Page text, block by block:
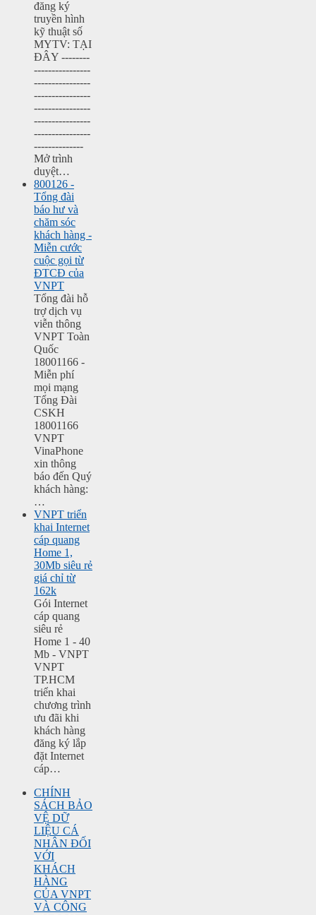
đăng ký
truyền hình
kỹ thuật số
MYTV: TẠI
ĐÂY --------
----------------
----------------
----------------
----------------
----------------
----------------
--------------
Mở trình
duyệt…
800126 -
Tổng đài
báo hư và
chăm sóc
khách hàng -
Miễn cước
cuộc gọi từ
ĐTCĐ của
VNPT
Tổng đài hỗ
trợ dịch vụ
viễn thông
VNPT Toàn
Quốc
18001166 -
Miễn phí
mọi mạng
Tổng Đài
CSKH
18001166
VNPT
VinaPhone
xin thông
báo đến Quý
khách hàng:
…
VNPT triển
khai Internet
cáp quang
Home 1,
30Mb siêu rẻ
giá chỉ từ
162k
Gói Internet
cáp quang
siêu rẻ
Home 1 - 40
Mb - VNPT
VNPT
TP.HCM
triển khai
chương trình
ưu đãi khi
khách hàng
đăng ký lắp
đặt Internet
cáp…
CHÍNH
SÁCH BẢO
VỆ DỮ
LIỆU CÁ
NHÂN ĐỐI
VỚI
KHÁCH
HÀNG
CỦA VNPT
VÀ CÔNG